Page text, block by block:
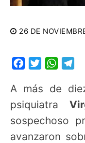
26 DE
FacebookTwitter
A más de
psiquiatra
sospechoso
avanzaron